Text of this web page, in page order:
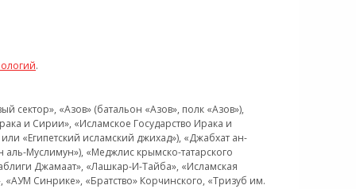
.
«Азов» (батальон «Азов», полк «Азов»),
и Сирии», «Исламское Государство Ирака и
«Египетский исламский джихад»), «Джабхат ан-
Муслимун»), «Меджлис крымско-татарского
Джамаат», «Лашкар-И-Тайба», «Исламская
Синрике», «Братство» Корчинского, «Тризуб им.